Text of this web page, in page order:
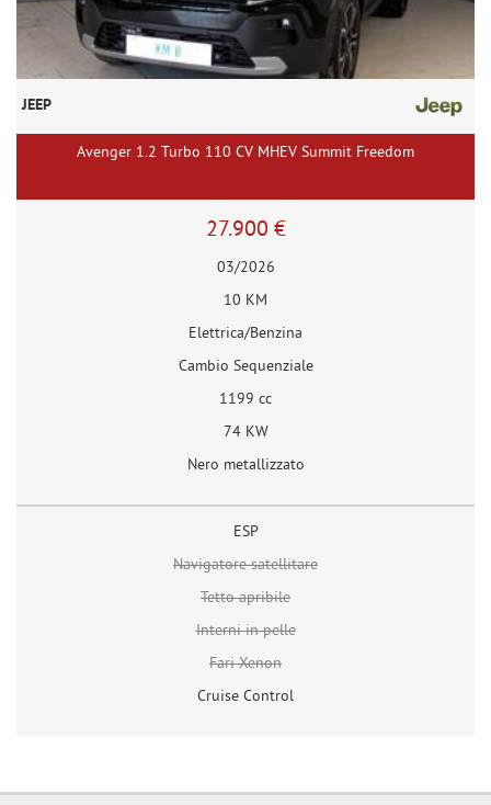
JEEP
Avenger 1.2 Turbo 110 CV MHEV Summit Freedom
27.900 €
03/2026
10 KM
Elettrica/Benzina
Cambio Sequenziale
1199 cc
74 KW
Nero metallizzato
ESP
Navigatore satellitare
Tetto apribile
Interni in pelle
Fari Xenon
Cruise Control